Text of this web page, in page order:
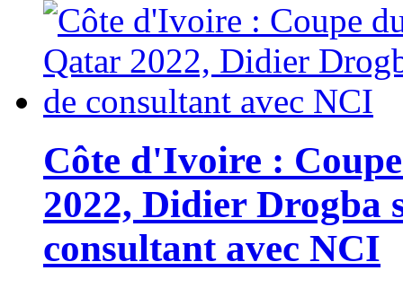
Côte d'Ivoire :
2022, Didier Drogba
consultant avec NCI